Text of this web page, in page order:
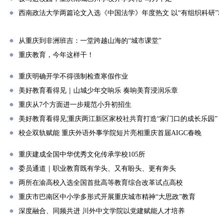
西南政法大学两篇论文入选《中国法学》年度热文 以“有组织科研
从重庆到非洲班吉：一堂跨越山海的“城市课堂”
重庆教育，今年这样干！
重庆明确开学不得强制检查寒假作业
美好教育看得见｜山城少年交响乐 奏响美育浸润乐章
重庆从7个方面进一步规范小升初招生
美好教育看得见¦重庆两江新区家校社共育打造“家门口的成长乐园”
校企双轨赋能 重庆外语外事学院短片亮相重庆首届AIGC春晚
重庆建成全国中华优秀文化传承学校105所
委员通道｜职业教育既有学头、又有盼头、更有奔头
两所在渝高校入选全国首批高等教育综合改革试点高校
重庆市巴南区中小学多形式开展重庆城市精神“大思政”教育
深度融合、同频共进 川外中文学院以党建赋能人才培养